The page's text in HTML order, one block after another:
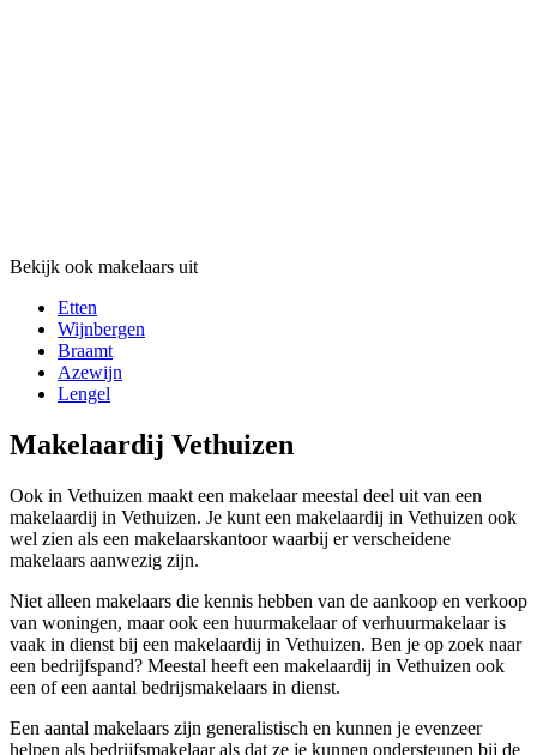
Bekijk ook makelaars uit
Etten
Wijnbergen
Braamt
Azewijn
Lengel
Makelaardij Vethuizen
Ook in Vethuizen maakt een makelaar meestal deel uit van een
makelaardij in Vethuizen. Je kunt een makelaardij in Vethuizen ook
wel zien als een makelaarskantoor waarbij er verscheidene
makelaars aanwezig zijn.
Niet alleen makelaars die kennis hebben van de aankoop en verkoop
van woningen, maar ook een huurmakelaar of verhuurmakelaar is
vaak in dienst bij een makelaardij in Vethuizen. Ben je op zoek naar
een bedrijfspand? Meestal heeft een makelaardij in Vethuizen ook
een of een aantal bedrijsmakelaars in dienst.
Een aantal makelaars zijn generalistisch en kunnen je evenzeer
helpen als bedrijfsmakelaar als dat ze je kunnen ondersteunen bij de